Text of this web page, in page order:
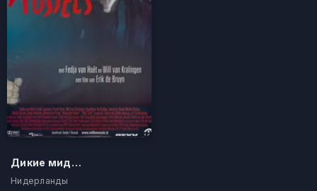
Дикие мидии
Нидерланды